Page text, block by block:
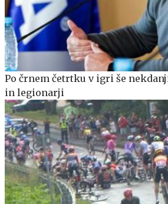
Po črnem četrtku v igri še
in legionarji